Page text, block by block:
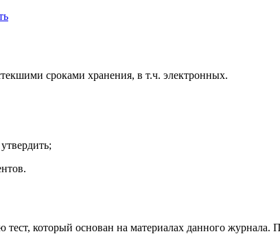
сроками хранения, в т.ч. электронных.
который основан на материалах данного журнала.